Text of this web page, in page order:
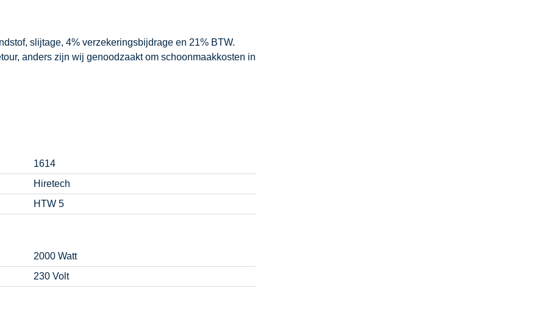
slijtage, 4% verzekeringsbijdrage en 21% BTW.
anders zijn wij genoodzaakt om schoonmaakkosten in
1614
Hiretech
HTW 5
2000 Watt
230 Volt